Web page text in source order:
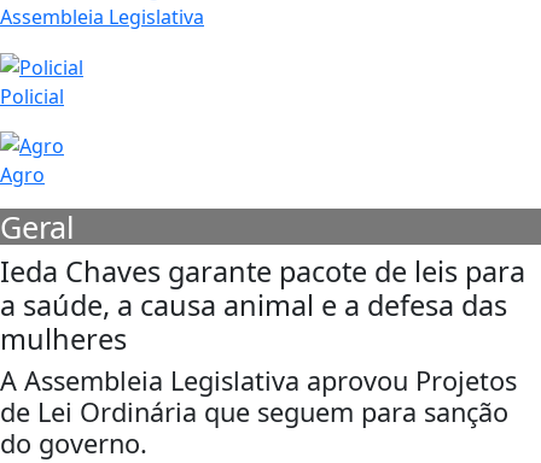
Assembleia Legislativa
Policial
Agro
Geral
Ieda Chaves garante pacote de leis para
a saúde, a causa animal e a defesa das
mulheres
A Assembleia Legislativa aprovou Projetos
de Lei Ordinária que seguem para sanção
do governo.